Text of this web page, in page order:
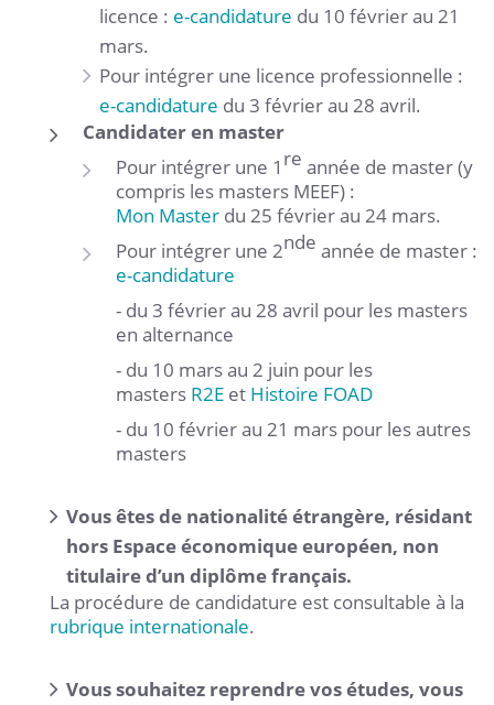
licence : e-candidature du 10 février au 21
mars.
Pour intégrer une licence professionnelle :
e-candidature du 3 février au 28 avril.
Candidater en master
Pour intégrer une 1 re année de master (y
compris les masters MEEF) :
Mon Master du 25 février au 24 mars.
Pour intégrer une 2nde année de master :
e-candidature
- du 3 février au 28 avril pour les masters
en alternance
- du 10 mars au 2 juin pour les
masters R2E et Histoire FOAD
- du 10 février au 21 mars pour les autres
masters
Vous êtes de nationalité étrangère, résidant
hors Espace économique européen, non
titulaire d’un diplôme français.
La procédure de candidature est consultable à la
rubrique internationale.
Vous souhaitez reprendre vos études, vous